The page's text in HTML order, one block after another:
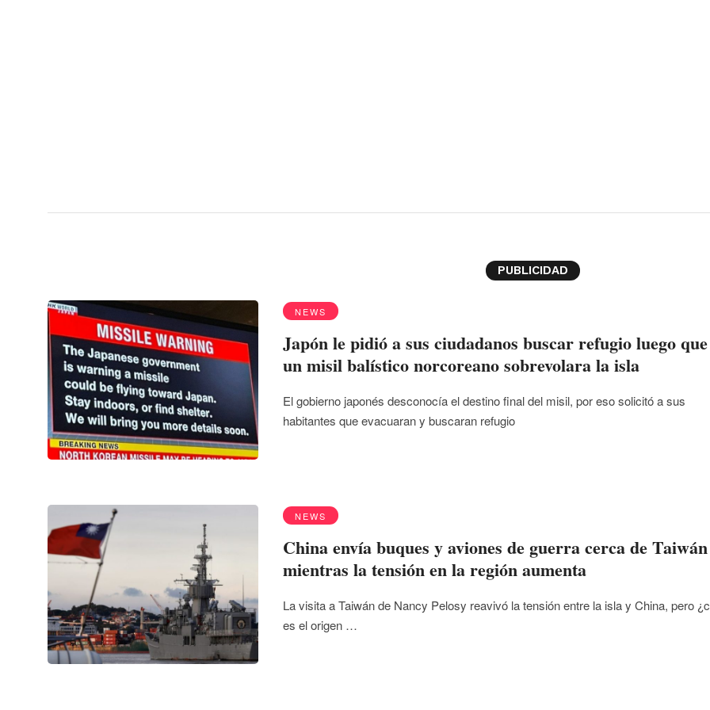
PUBLICIDAD
NEWS
Japón le pidió a sus ciudadanos buscar refugio luego que
un misil balístico norcoreano sobrevolara la isla
El gobierno japonés desconocía el destino final del misil, por eso solicitó a sus
habitantes que evacuaran y buscaran refugio
NEWS
China envía buques y aviones de guerra cerca de Taiwán
mientras la tensión en la región aumenta
La visita a Taiwán de Nancy Pelosy reavivó la tensión entre la isla y China, pero
es el origen …